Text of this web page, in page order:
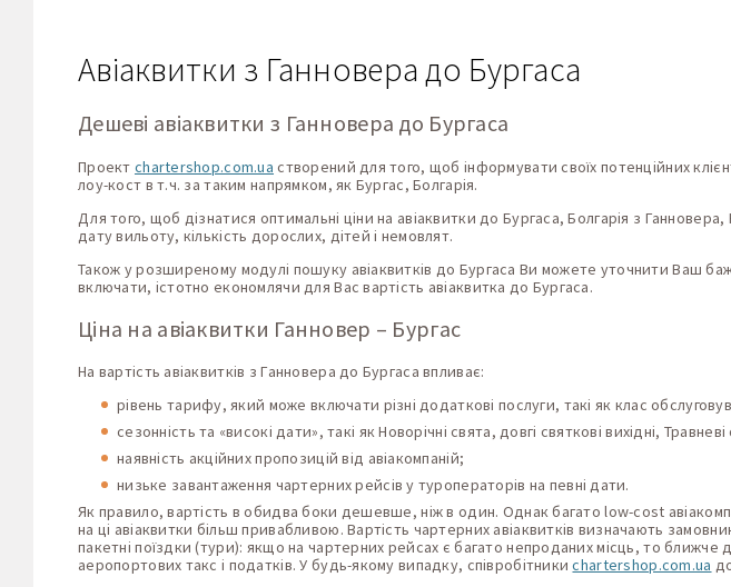
Авіаквитки з Ганновера до Бургаса
Дешеві авіаквитки з Ганновера до Бургаса
Проект chartershop.com.ua створений для того, щоб інформувати своїх потенційних
лоу-кост в т.ч. за таким напрямком, як Бургас, Болгарія.
Для того, щоб дізнатися оптимальні ціни на авіаквитки до Бургаса, Болгарія з
дату вильоту, кількість дорослих, дітей і немовлят.
Також у розширеному модулі пошуку авіаквитків до Бургаса Ви можете уточнити Ваш
включати, істотно економлячи для Вас вартість авіаквитка до Бургаса.
Ціна на авіаквитки Ганновер – Бургас
На вартість авіаквитків з Ганновера до Бургаса впливає:
рівень тарифу, який може включати різні додаткові послуги, такі як клас
сезонність та «високі дати», такі як Новорічні свята, довгі святкові вихідні,
наявність акційних пропозицій від авіакомпаній;
низьке завантаження чартерних рейсів у туроператорів на певні дати.
Як правило, вартість в обидва боки дешевше, ніж в один. Однак багато low-cost
на ці авіаквитки більш привабливою. Вартість чартерних авіаквитків визначають
пакетні поїздки (тури): якщо на чартерних рейсах є багато непроданих місць, то
аеропортових такс і податків. У будь-якому випадку, співробітникиchartershop.com.ua